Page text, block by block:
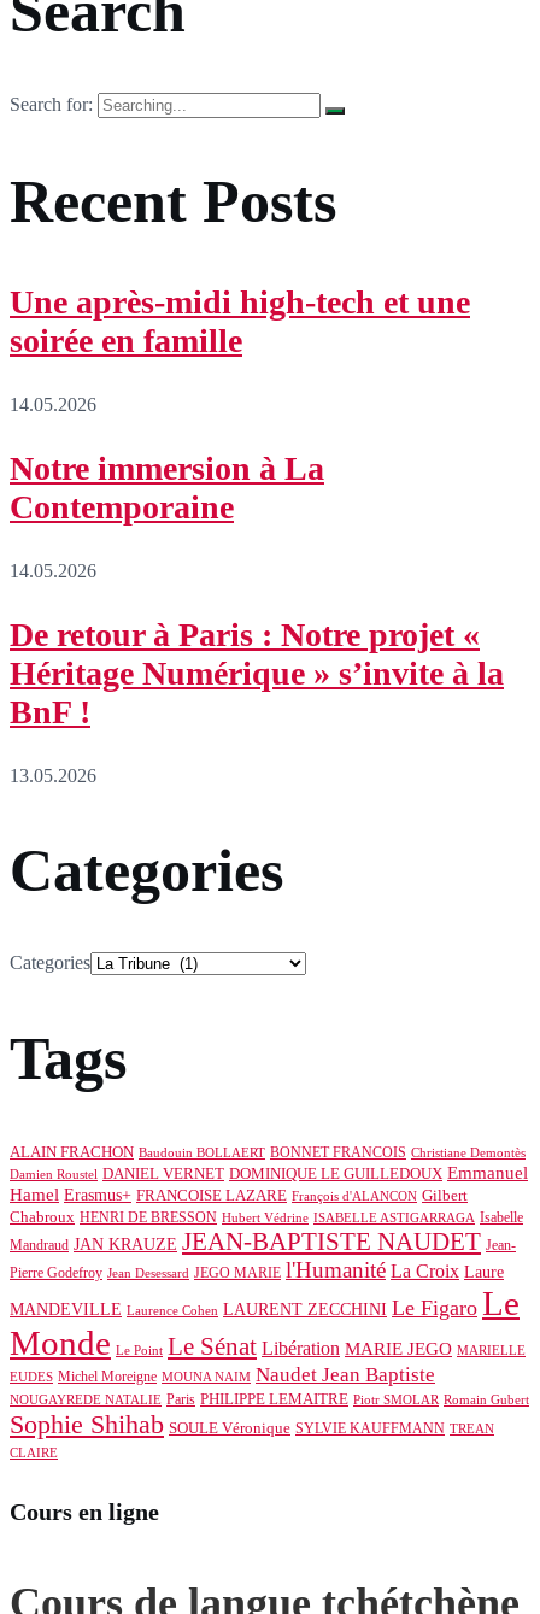
Search for:
Recent Posts
Une après-midi high-tech et une
soirée en famille
14.05.2026
Notre immersion à La
Contemporaine
14.05.2026
De retour à Paris : Notre projet «
Héritage Numérique » s’invite à la
BnF !
13.05.2026
Categories
Categories
Tags
ALAIN FRACHON Baudouin BOLLAERT BONNET FRANCOIS Christiane Demontès
Damien Roustel DANIEL VERNET DOMINIQUE LE GUILLEDOUX Emmanuel
Hamel Erasmus+ FRANCOISE LAZARE François d'ALANCON Gilbert
Chabroux HENRI DE BRESSON Hubert Védrine ISABELLE ASTIGARRAGA Isabelle
Mandraud JAN KRAUZE JEAN-BAPTISTE NAUDET Jean-
Pierre Godefroy Jean Desessard JEGO MARIE l'Humanité La Croix Laure
MANDEVILLE Laurence Cohen LAURENT ZECCHINI Le Figaro Le
Monde Le Point Le Sénat Libération MARIE JEGO MARIELLE
EUDES Michel Moreigne MOUNA NAIM Naudet Jean Baptiste
NOUGAYREDE NATALIE Paris PHILIPPE LEMAITRE Piotr SMOLAR Romain Gubert
Sophie Shihab SOULE Véronique SYLVIE KAUFFMANN TREAN
CLAIRE
Cours en ligne
Cours de langue tchétchène